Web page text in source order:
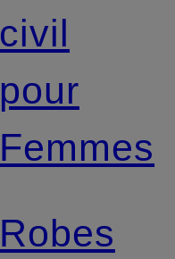
civil
pour
Femmes
Robes